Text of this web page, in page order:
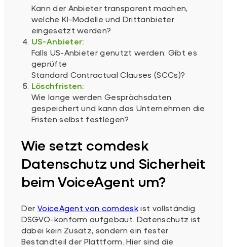
Kann der Anbieter transparent machen,
welche KI-Modelle und Drittanbieter
eingesetzt werden?
US-Anbieter:
Falls US-Anbieter genutzt werden: Gibt es
geprüfte
Standard Contractual Clauses (SCCs)?
Löschfristen:
Wie lange werden Gesprächsdaten
gespeichert und kann das Unternehmen die
Fristen selbst festlegen?
Wie setzt comdesk
Datenschutz und Sicherheit
beim VoiceAgent um?
Der VoiceAgent von comdesk ist vollständig
DSGVO-konform aufgebaut. Datenschutz ist
dabei kein Zusatz, sondern ein fester
Bestandteil der Plattform. Hier sind die